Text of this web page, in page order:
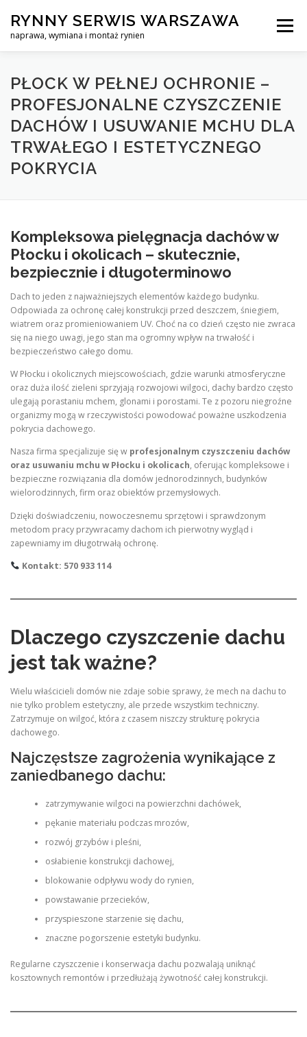
content
RYNNY SERWIS WARSZAWA
naprawa, wymiana i montaż rynien
Menu
CZYSZCZENIE PROFESJONALNA NAPRAWA, WYMIANA I
CENNIK SERWIS RYNNY WARSZAWA KONTAKT
PŁOCK W PEŁNEJ OCHRONIE –
PROFESJONALNE CZYSZCZENIE
DACHÓW I USUWANIE MCHU DLA
TRWAŁEGO I ESTETYCZNEGO
POKRYCIA
Kompleksowa pielęgnacja dachów w
Płocku i okolicach – skutecznie,
bezpiecznie i długoterminowo
Dach to jeden z najważniejszych elementów każdego budynku.
Odpowiada za ochronę całej konstrukcji przed deszczem, śniegiem,
wiatrem oraz promieniowaniem UV. Choć na co dzień często nie zwraca
się na niego uwagi, jego stan ma ogromny wpływ na trwałość i
bezpieczeństwo całego domu.
W Płocku i okolicznych miejscowościach, gdzie warunki atmosferyczne
oraz duża ilość zieleni sprzyjają rozwojowi wilgoci, dachy bardzo często
ulegają porastaniu mchem, glonami i porostami. Te z pozoru niegroźne
organizmy mogą w rzeczywistości powodować poważne uszkodzenia
pokrycia dachowego.
Nasza firma specjalizuje się w profesjonalnym czyszczeniu dachów
oraz usuwaniu mchu w Płocku i okolicach, oferując kompleksowe i
bezpieczne rozwiązania dla domów jednorodzinnych, budynków
wielorodzinnych, firm oraz obiektów przemysłowych.
Dzięki doświadczeniu, nowoczesnemu sprzętowi i sprawdzonym
metodom pracy przywracamy dachom ich pierwotny wygląd i
zapewniamy im długotrwałą ochronę.
Kontakt: 570 933 114
Dlaczego czyszczenie dachu
jest tak ważne?
Wielu właścicieli domów nie zdaje sobie sprawy, że mech na dachu to
nie tylko problem estetyczny, ale przede wszystkim techniczny.
Zatrzymuje on wilgoć, która z czasem niszczy strukturę pokrycia
dachowego.
Najczęstsze zagrożenia wynikające z
zaniedbanego dachu:
zatrzymywanie wilgoci na powierzchni dachówek,
pękanie materiału podczas mrozów,
rozwój grzybów i pleśni,
osłabienie konstrukcji dachowej,
blokowanie odpływu wody do rynien,
powstawanie przecieków,
przyspieszone starzenie się dachu,
znaczne pogorszenie estetyki budynku.
Regularne czyszczenie i konserwacja dachu pozwalają uniknąć
kosztownych remontów i przedłużają żywotność całej konstrukcji.